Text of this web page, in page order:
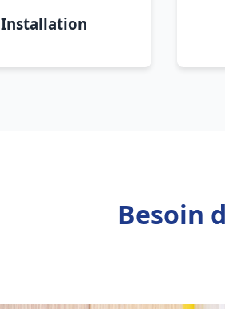
Installation
Besoin